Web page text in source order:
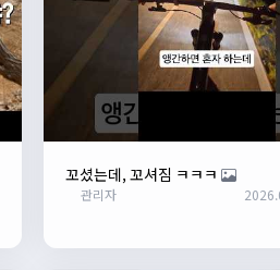
꼬셨는데, 꼬셔짐 ㅋㅋㅋ
관리자